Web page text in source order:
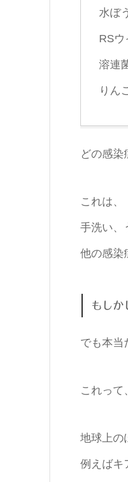
水ぼ
RS
溶連
りん
どの感染
これは、
手洗い、
他の感染
もしか
でも本当
これって
地球上の
例えばキ